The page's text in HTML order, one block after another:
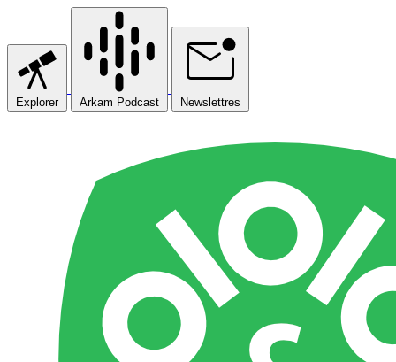
Explorer Arkam Podcast Newslettres